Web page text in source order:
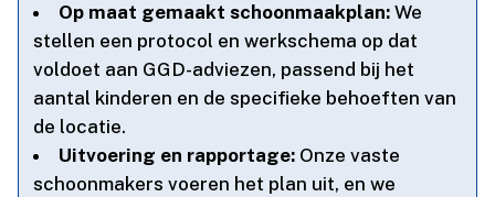
Op maat gemaakt schoonmaakplan: We
stellen een protocol en werkschema op dat
voldoet aan GGD-adviezen, passend bij het
aantal kinderen en de specifieke behoeften van
de locatie.​
Uitvoering en rapportage: Onze vaste
schoonmakers voeren het plan uit, en we